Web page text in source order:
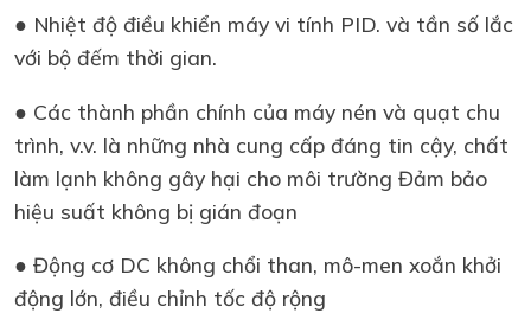
● Nhiệt độ điều khiển máy vi tính PID. và tần số lắc
với bộ đếm thời gian.
● Các thành phần chính của máy nén và quạt chu
trình, v.v. là những nhà cung cấp đáng tin cậy, chất
làm lạnh không gây hại cho môi trường Đảm bảo
hiệu suất không bị gián đoạn
● Động cơ DC không chổi than, mô-men xoắn khởi
động lớn, điều chỉnh tốc độ rộng